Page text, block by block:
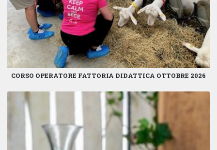
CORSO OPERATORE FATTORIA DIDATTICA OTTOBRE 2026